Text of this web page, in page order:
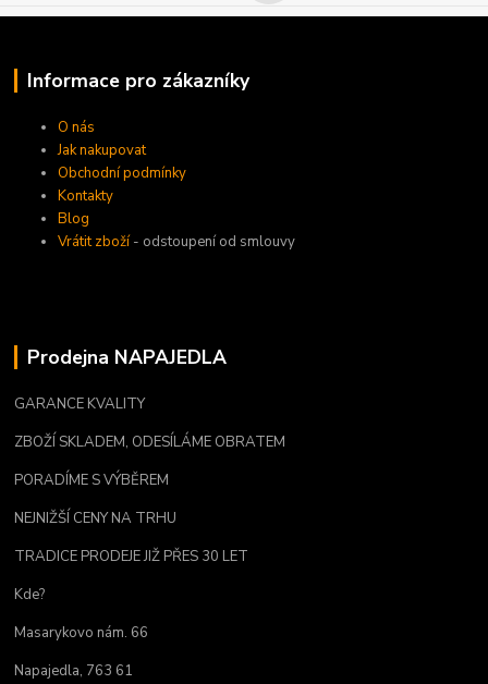
Informace pro zákazníky
O nás
Jak nakupovat
Obchodní podmínky
Kontakty
Blog
Vrátit zboží- odstoupení od smlouvy
Prodejna NAPAJEDLA
GARANCE KVALITY
ZBOŽÍ SKLADEM, ODESÍLÁME OBRATEM
PORADÍME S VÝBĚREM
NEJNIŽŠÍ CENY NA TRHU
TRADICE PRODEJE JIŽ PŘES 30 LET
Kde?
Masarykovo nám. 66
Napajedla, 763 61